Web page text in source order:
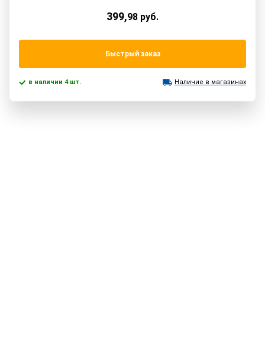
399,98 руб.
Быстрый заказ
в наличии 4 шт. Наличие в магазинах